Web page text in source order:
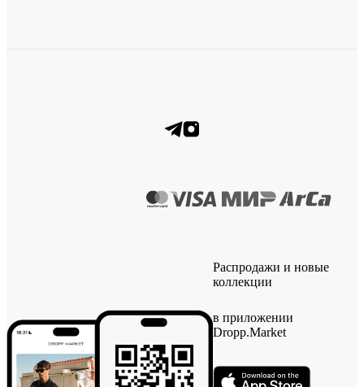
Распродажи и новые
коллекции
в приложении
Dropp.Market